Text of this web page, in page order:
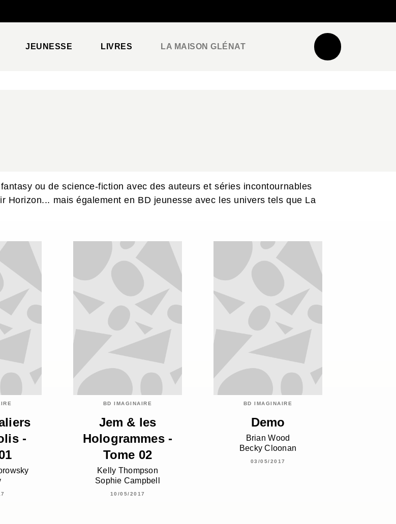
JEUNESSE LIVRES LA MAISON GLÉNAT
ou de science-fiction avec des auteurs et séries incontournables
Horizon... mais également en BD jeunesse avec les univers tels que La
-
BD IMAGINAIRE
Jem & les
Hologrammes -
Tome 02
Kelly Thompson
Sophie Campbell
10/05/2017
BD IMAGINAIRE
Demo
Brian Wood
Becky Cloonan
03/05/2017